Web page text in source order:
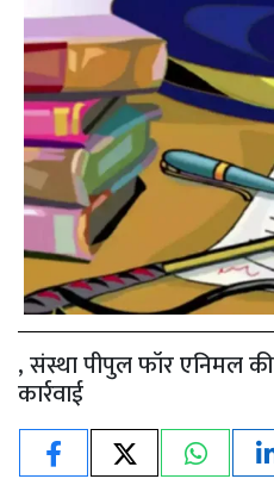
, संस्था पीपुल फॉर एनिमल
कार्रवाई